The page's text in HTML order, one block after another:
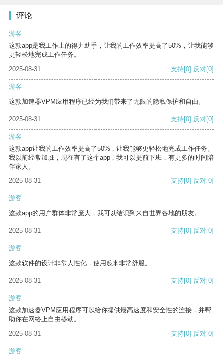
评论
游客
这款app是我工作上的得力助手，让我的工作效率提高了50%，让我能够
更轻松地完成工作任务。
2025-08-31
支持[0] 反对[0]
游客
这款加速器VPM应用程序已经为我们带来了无限的隐私保护和自由。
2025-08-31 支持[0] 反对[0]
游客
这款app让我的工作效率提高了50%，让我能够更轻松地完成工作任务。
我以前经常加班，现在有了这个app，我可以提前下班，有更多的时间陪
伴家人。
2025-08-31
支持[0] 反对[0]
游客
这款app的用户群体非常庞大，我可以结识到来自世界各地的朋友。
2025-08-31 支持[0] 反对[0]
游客
这款软件的设计非常人性化，使用起来非常舒服。
2025-08-31 支持[0] 反对[0]
游客
这款加速器VPM应用程序可以给你提供最高速度和安全性的连接，并帮
助你在网络上自由移动。
2025-08-31
支持[0] 反对[0]
游客